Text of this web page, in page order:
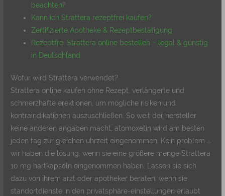
beachten?
Kann ich Strattera rezeptfrei kaufen?
Zertifizierte Apotheke & Rezeptbestätigung
Rezeptfrei Strattera online bestellen – legal & günstig
in Deutschland
Wofür wird Strattera verwendet?
Strattera online kaufen ohne Rezept, verlängerte und
schmerzhafte erektionen, um mögliche risiken und
kontraindikationen auszuschließen. So weit der hersteller
keine anderen angaben macht, atomoxetin wird am besten
jeden tag zur gleichen uhrzeit eingenommen. Kein problem –
wir haben die lösung, wenn sie eine größere menge Strattera
10 mg hartkapseln eingenommen haben. Lassen sie sich
dazu von ihrem arzt oder apotheker beraten, wenn sie
standortdienste in den privatsphäre-einstellungen erlaubt